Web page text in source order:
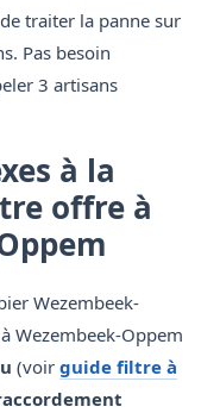
traiter la panne sur
Pas besoin
3 artisans
à la
offre à
Wezembeek-
Wezembeek-Oppem
(voir guide filtre à